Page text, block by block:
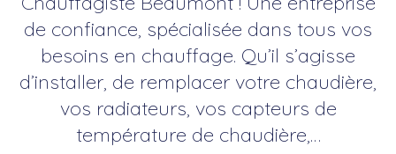
de confiance, spécialisée dans tous vos
besoins en chauffage. Qu’il s’agisse
d’installer, de remplacer votre chaudière,
vos radiateurs, vos capteurs de
température de chaudière,…